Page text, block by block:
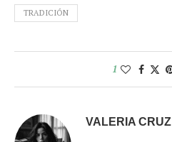
TRADICIÓN
1
VALERIA CRUZ